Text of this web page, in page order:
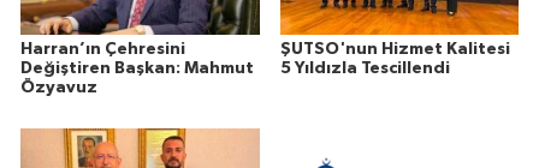
Harran’ın Çehresini
Değiştiren Başkan: Mahmut
Özyavuz
ŞUTSO'nun Hizmet Kalitesi
5 Yıldızla Tescillendi